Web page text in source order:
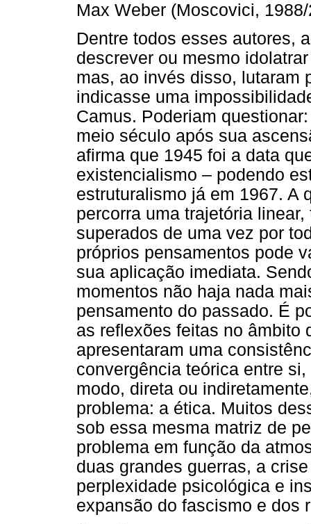
Max Weber (Moscovici,
Dentre todos esses autores,
descrever ou mesmo
mas, ao invés disso, lutaram
indicasse uma
Camus. Poderiam
meio século após sua
afirma que 1945 foi a data
existencialismo – podendo
estruturalismo já em 1967. A
percorra uma trajetória
superados de uma vez por
próprios pensamentos pode
sua aplicação imediata.
momentos não haja nada
pensamento do passado. É
as reflexões feitas no âmbito
apresentaram uma
convergência teórica entre
modo, direta ou
problema: a ética. Muitos
sob essa mesma matriz de
problema em função da
duas grandes guerras, a
perplexidade psicológica e
expansão do fascismo e dos